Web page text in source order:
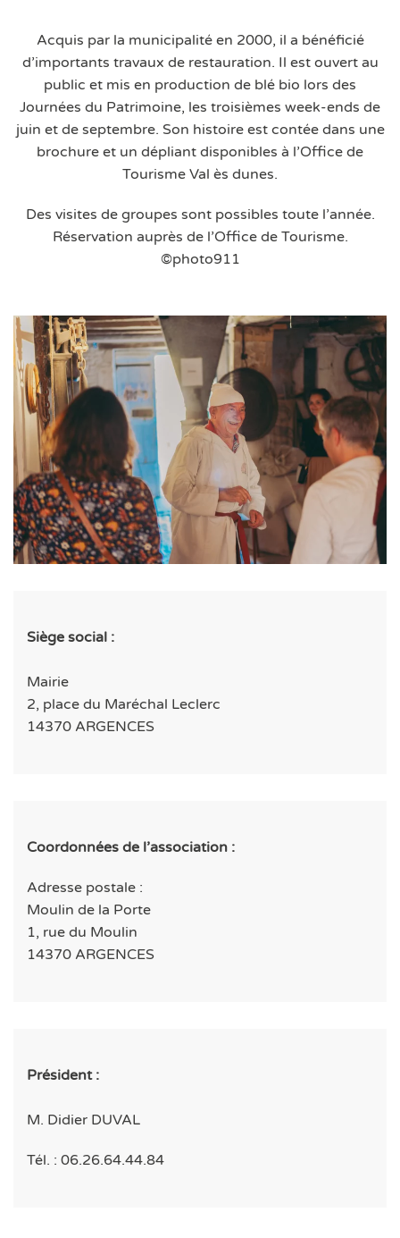
Acquis par la municipalité en 2000, il a bénéficié
d’importants travaux de restauration. Il est ouvert au
public et mis en production de blé bio lors des
Journées du Patrimoine, les troisièmes week-ends de
juin et de septembre. Son histoire est contée dans une
brochure et un dépliant disponibles à l’Office de
Tourisme Val ès dunes.
Des visites de groupes sont possibles toute l’année.
Réservation auprès de l’Office de Tourisme.
©photo911
Siège social :
Mairie
2, place du Maréchal Leclerc
14370 ARGENCES
Coordonnées de l’association :
Adresse postale :
Moulin de la Porte
1, rue du Moulin
14370 ARGENCES
Président :
M. Didier DUVAL
Tél. : 06.26.64.44.84